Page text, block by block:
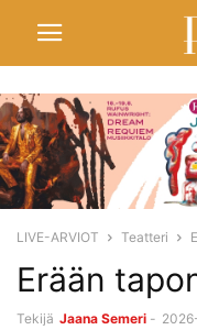
LIVE-ARVIOT Teatteri
Erään
Tekijä Jaana Semeri -